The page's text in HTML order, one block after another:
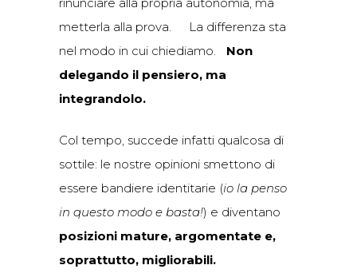
metterla alla prova. La differenza sta
nel modo in cui chiediamo. Non
delegando il pensiero, ma
integrandolo.
Col tempo, succede infatti qualcosa di
sottile: le nostre opinioni smettono di
essere bandiere identitarie (io la penso
in questo modo e basta!) e diventano
posizioni mature, argomentate e,
soprattutto, migliorabili.